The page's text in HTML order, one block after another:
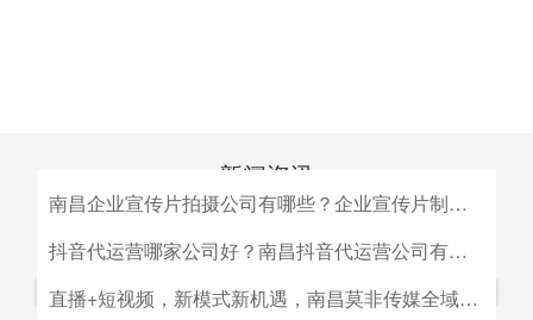
新闻资讯
南昌企业宣传片拍摄公司有哪些？企业宣传片制作公司哪家好
南昌企业宣传片拍摄公司有哪些？企业宣传片制作公司哪家
视宣传的规模，似乎企业宣传片是大企业才做得起的东西。
抖音代运营哪家公司好？南昌抖音代运营公司有哪些？
抖音代运营哪家公司好？南昌抖音代运营公司有哪些？抖音直播+短视频，新模式新机遇，南昌莫非传媒全域营销平台全新低成本精准拓客！